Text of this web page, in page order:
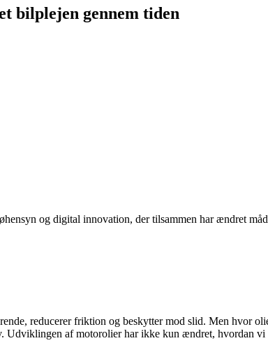
bilplejen gennem tiden
og digital innovation, der tilsammen har ændret
reducerer friktion og beskytter mod slid. Men hvor
af motorolier har ikke kun ændret, hvordan